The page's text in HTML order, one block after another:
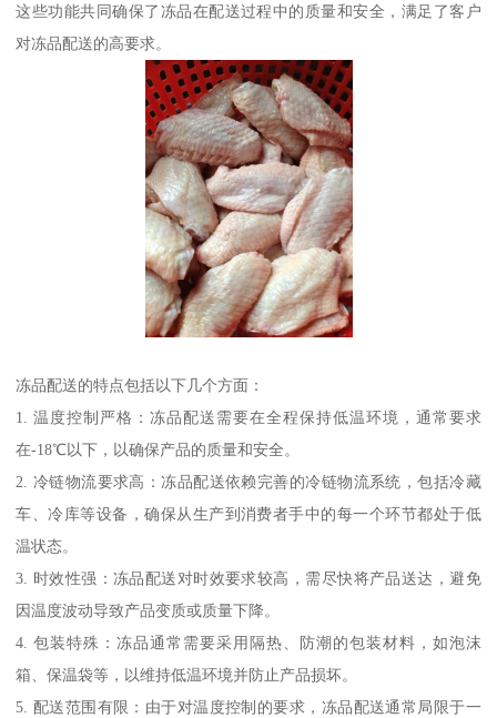
这些功能共同确保了冻品在配送过程中的质量和安全，满足了客户
对冻品配送的高要求。
冻品配送的特点包括以下几个方面：
1. 温度控制严格：冻品配送需要在全程保持低温环境，通常要求
在-18℃以下，以确保产品的质量和安全。
2. 冷链物流要求高：冻品配送依赖完善的冷链物流系统，包括冷藏
车、冷库等设备，确保从生产到消费者手中的每一个环节都处于低
温状态。
3. 时效性强：冻品配送对时效要求较高，需尽快将产品送达，避免
因温度波动导致产品变质或质量下降。
4. 包装特殊：冻品通常需要采用隔热、防潮的包装材料，如泡沫
箱、保温袋等，以维持低温环境并防止产品损坏。
5. 配送范围有限：由于对温度控制的要求，冻品配送通常局限于一